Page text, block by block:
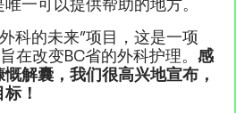
科的未来”项目，这是一项
改变BC省的外科护理。 感
解囊，我们很高兴地宣布，
！